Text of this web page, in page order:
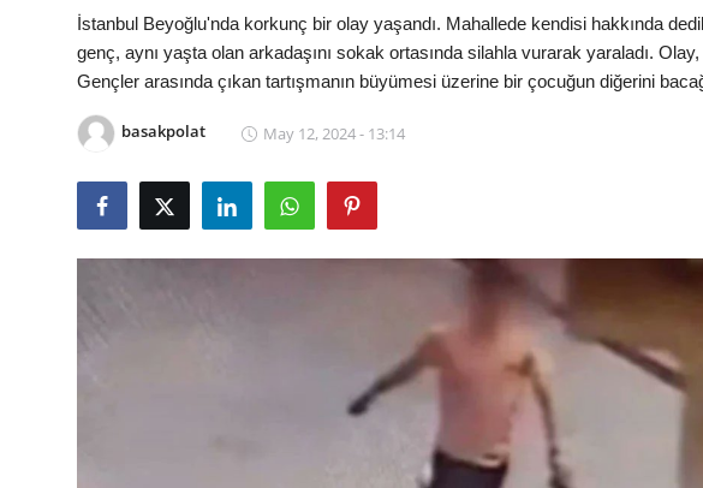
İstanbul Beyoğlu'nda korkunç bir olay yaşandı. Mahallede kendisi hakkında
genç, aynı yaşta olan arkadaşını sokak ortasında silahla vurarak yaraladı.
Gençler arasında çıkan tartışmanın büyümesi üzerine bir çocuğun diğerini
basakpolat May 12, 2024 - 13:14